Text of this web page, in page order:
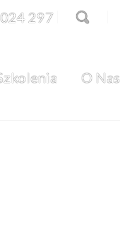
297
O Nas